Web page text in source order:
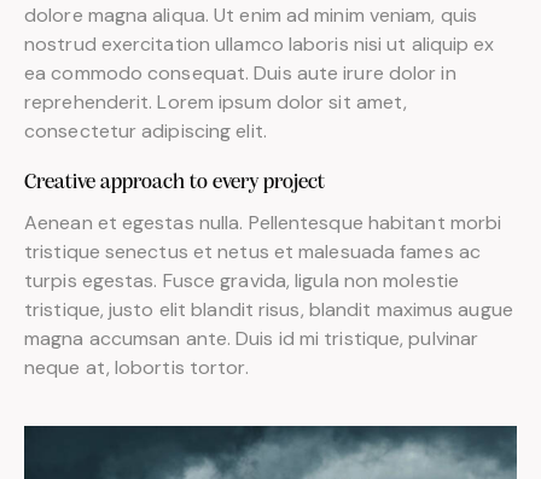
dolore magna aliqua. Ut enim ad minim veniam, quis
nostrud exercitation ullamco laboris nisi ut aliquip ex
ea commodo consequat. Duis aute irure dolor in
reprehenderit. Lorem ipsum dolor sit amet,
consectetur adipiscing elit.
Creative approach to every project
Aenean et egestas nulla. Pellentesque habitant morbi
tristique senectus et netus et malesuada fames ac
turpis egestas. Fusce gravida, ligula non molestie
tristique, justo elit blandit risus, blandit maximus augue
magna accumsan ante. Duis id mi tristique, pulvinar
neque at, lobortis tortor.